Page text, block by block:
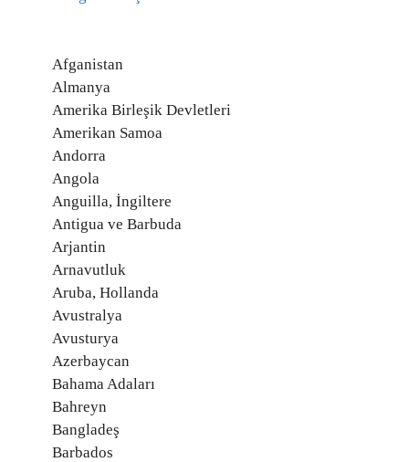
Afganistan
Almanya
Amerika Birleşik Devletleri
Amerikan Samoa
Andorra
Angola
Anguilla, İngiltere
Antigua ve Barbuda
Arjantin
Arnavutluk
Aruba, Hollanda
Avustralya
Avusturya
Azerbaycan
Bahama Adaları
Bahreyn
Bangladeş
Barbados